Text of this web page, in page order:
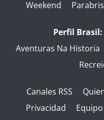
Weekend
Perfil Brasil:
Aventuras Na Historia
Canales RSS
Privacidad
Equipo